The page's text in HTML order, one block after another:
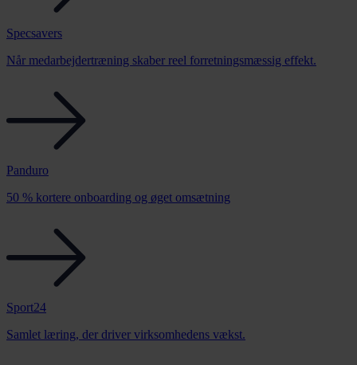
Specsavers
Når medarbejdertræning skaber reel forretningsmæssig effekt.
Panduro
50 % kortere onboarding og øget omsætning
Sport24
Samlet læring, der driver virksomhedens vækst.